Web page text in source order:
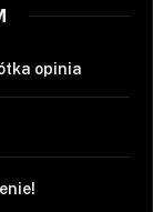
opinia